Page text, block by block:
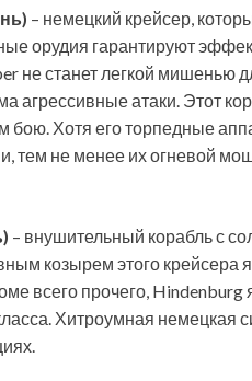
– немецкий крейсер,
орудия гарантируют
не станет легкой мишенью
агрессивные атаки. Этот
бою. Хотя его торпедные
тем не менее их огневой
– внушительный корабль с
козырем этого крейсера
всего прочего,
Хитроумная немецкая